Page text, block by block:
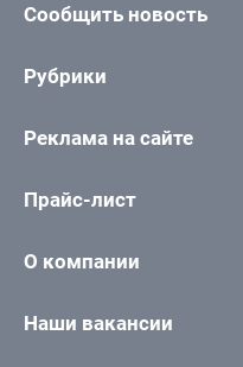
Сообщить новость
Рубрики
Реклама на сайте
Прайс-лист
О компании
Наши вакансии